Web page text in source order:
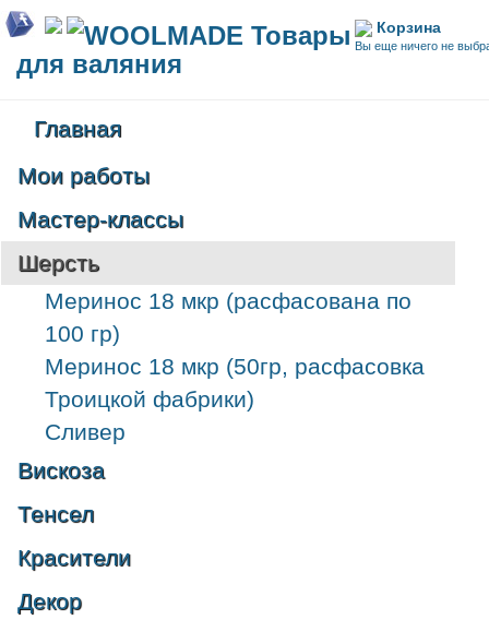
Корзина
Вы еще ничего не
WOOLMADE Товары
для валяния
Главная
Мои работы
Мастер-классы
Шерсть
Меринос 18 мкр (расфасована по
100 гр)
Меринос 18 мкр (50гр, расфасовка
Троицкой фабрики)
Сливер
Вискоза
Тенсел
Красители
Декор